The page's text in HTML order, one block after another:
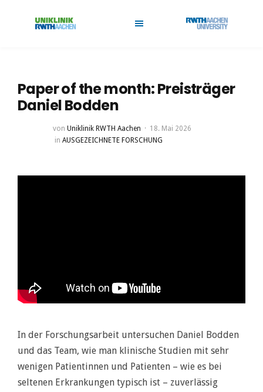
Paper of the month: Preisträger
Daniel Bodden
von Uniklinik RWTH Aachen
18. Mai 2026
in AUSGEZEICHNETE FORSCHUNG
In der Forschungsarbeit untersuchen Daniel Bodden
und das Team, wie man klinische Studien mit sehr
wenigen Patientinnen und Patienten – wie es bei
seltenen Erkrankungen typisch ist – zuverlässig